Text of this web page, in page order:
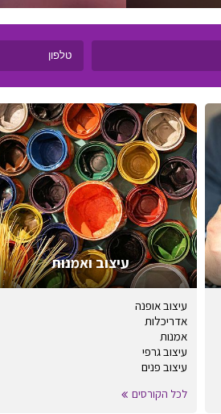
עיצוב ואמנות
עיצוב אופנה
אדריכלות
אמנות
עיצוב גרפי
עיצוב פנים
לכל הקורסים